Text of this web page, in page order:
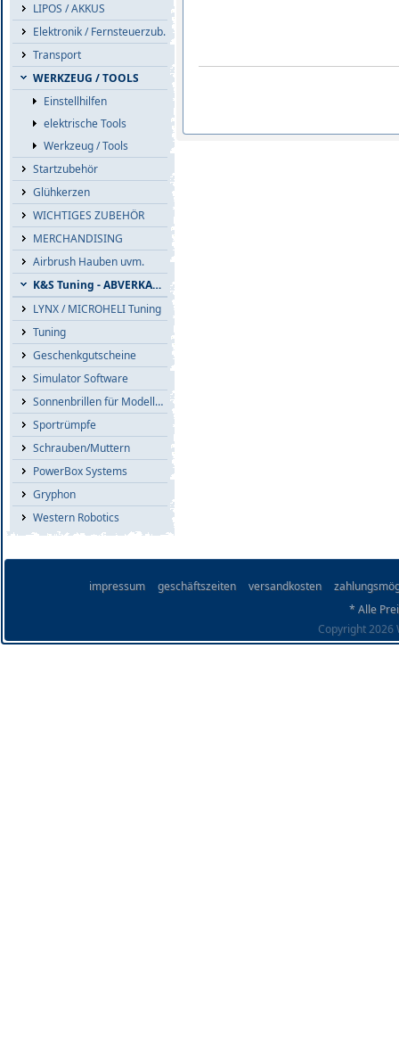
LIPOS / AKKUS
Elektronik / Fernsteuerzub.
Transport
WERKZEUG / TOOLS
Einstellhilfen
elektrische Tools
Werkzeug / Tools
Startzubehör
Glühkerzen
WICHTIGES ZUBEHÖR
MERCHANDISING
Airbrush Hauben uvm.
K&S Tuning - ABVERKAUF
LYNX / MICROHELI Tuning
Tuning
Geschenkgutscheine
Simulator Software
Sonnenbrillen für Modellflieger
Sportrümpfe
Schrauben/Muttern
PowerBox Systems
Gryphon
Western Robotics
impressum geschäftszeiten versandkosten
* Alle
Copyright 2026